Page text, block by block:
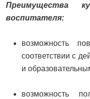
Преимущества
воспитателя:
возможность
соответствии с
и
возможность